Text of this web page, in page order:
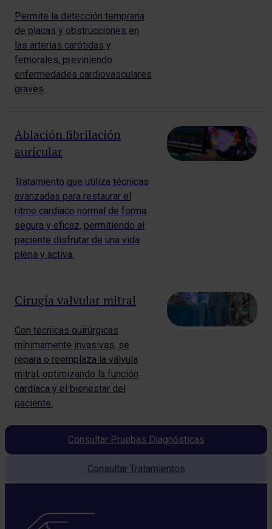
Consultar Pruebas Diagnósticas
Consultar Tratamientos
Permite la detección temprana
de placas y obstrucciones en
las arterias carótidas y
femorales, previniendo
enfermedades cardiovasculares
graves.
Ablación fibrilación
auricular
Tratamiento que utiliza técnicas
avanzadas para restaurar el
ritmo cardíaco normal de forma
segura y eficaz, permitiendo al
paciente disfrutar de una vida
plena y activa.
Cirugía valvular mitral
Con técnicas quirúrgicas
mínimamente invasivas, se
repara o reemplaza la válvula
mitral, optimizando la función
cardíaca y el bienestar del
paciente.